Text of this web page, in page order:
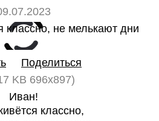
0
Поделиться
KB 696x897)
Иван!
классно,